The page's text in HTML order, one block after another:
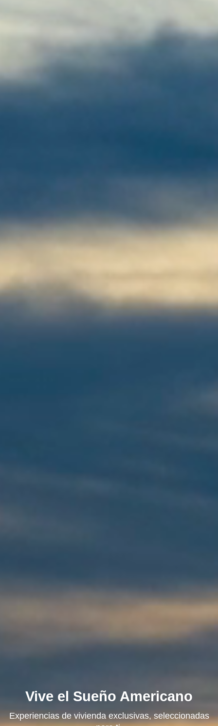
Vive el Sueño Americano
Experiencias de vivienda exclusivas, seleccionadas